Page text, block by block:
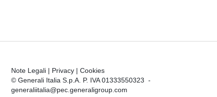
Note Legali | Privacy | Cookies
© Generali Italia S.p.A. P. IVA 01333550323 -
generaliitalia@pec.generaligroup.com